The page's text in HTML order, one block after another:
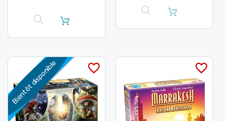
favorite_border
Bientôt disponible favorite_border